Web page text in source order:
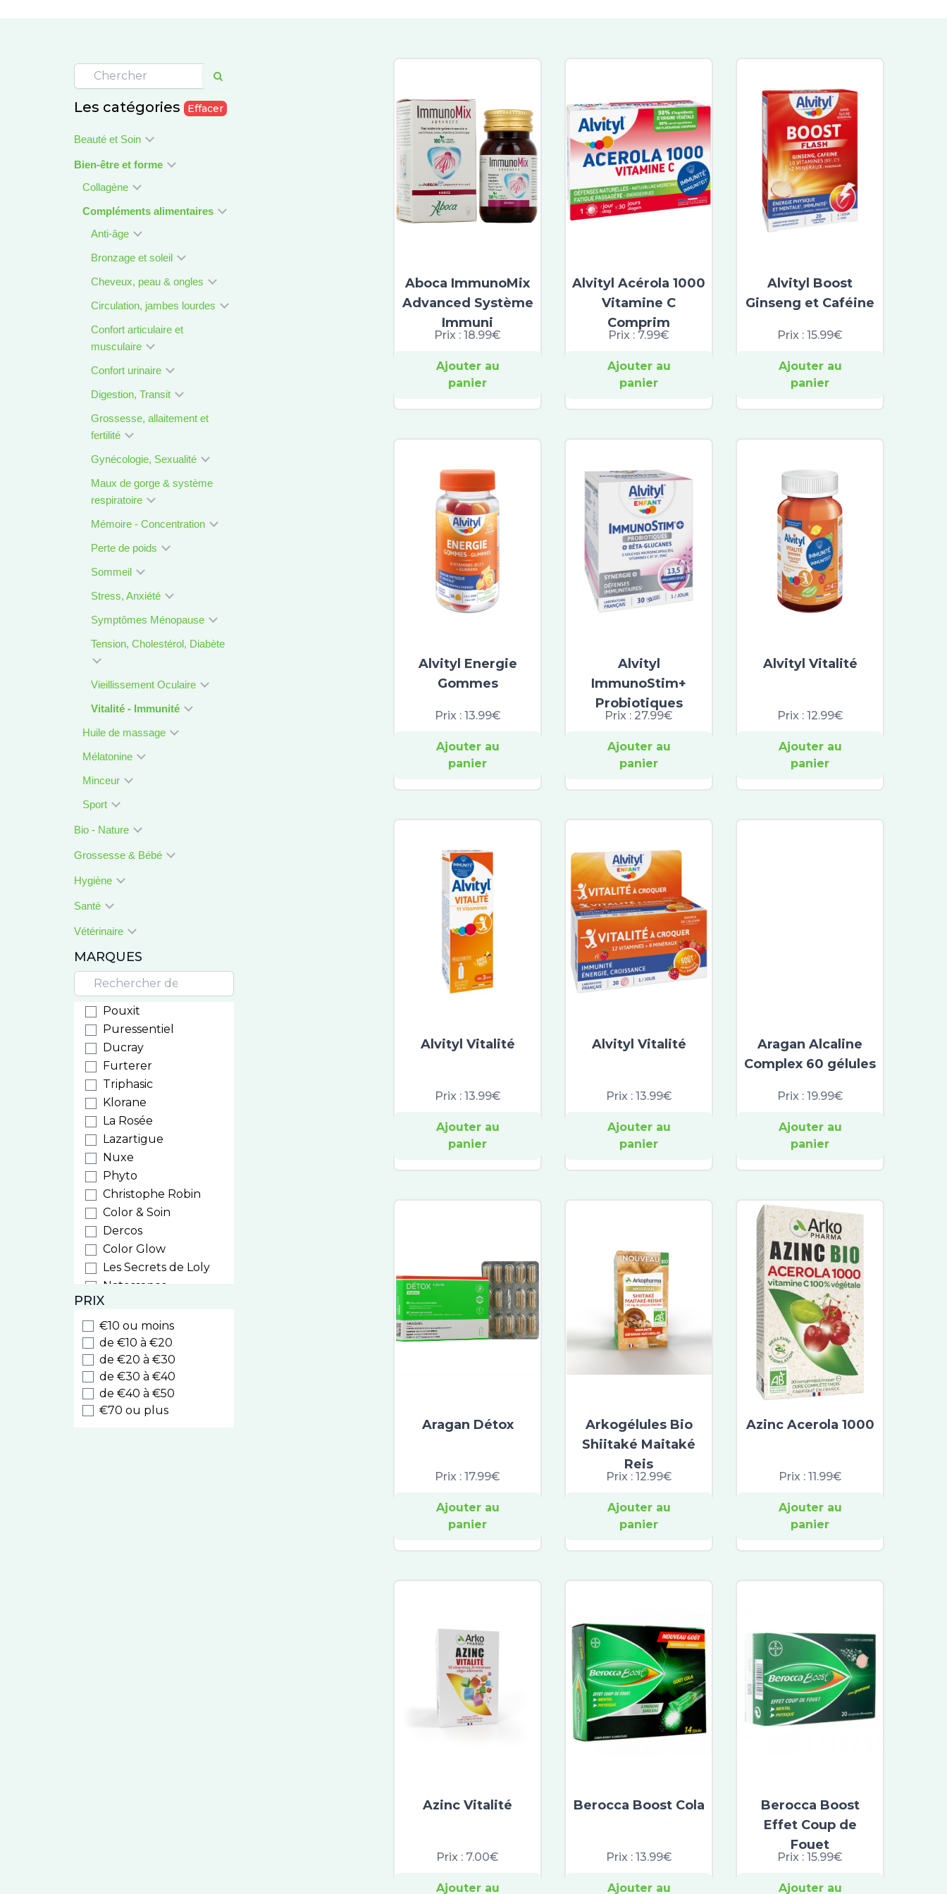
Les catégories Effacer
Beauté et Soin
Bien-être et forme
Collagène
Compléments alimentaires
Anti-âge
Bronzage et soleil
Cheveux, peau & ongles
Circulation, jambes lourdes
Confort articulaire et
musculaire
Confort urinaire
Digestion, Transit
Grossesse, allaitement et
fertilité
Gynécologie, Sexualité
Maux de gorge & système
respiratoire
Mémoire - Concentration
Perte de poids
Sommeil
Stress, Anxiété
Symptômes Ménopause
Tension, Cholestérol, Diabète
Vieillissement Oculaire
Vitalité - Immunité
Huile de massage
Mélatonine
Minceur
Sport
Bio - Nature
Grossesse & Bébé
Hygiène
Santé
Vétérinaire
MARQUES
Pouxit
Puressentiel
Ducray
Furterer
Triphasic
Klorane
La Rosée
Lazartigue
Nuxe
Phyto
Christophe Robin
Color & Soin
Dercos
Color Glow
Les Secrets de Loly
Natessance
Weleda
Biocyte
Luxeol
Style
Cooper
Nodé
Caudalie
PRIX
€10 ou moins
de €10 à €20
de €20 à €30
de €30 à €40
de €40 à €50
€70 ou plus
Aboca ImmunoMix
Advanced Système
Immuni
Prix :18.99€
Ajouter au
panier
Alvityl Acérola 1000
Vitamine C
Comprim
Prix : 7.99€
Ajouter au
panier
Alvityl Boost
Ginseng et Caféine
Prix :15.99€
Ajouter au
panier
Alvityl Energie
Gommes
Prix : 13.99€
Ajouter au
panier
Alvityl
ImmunoStim+
Probiotiques
Prix : 27.99€
Ajouter au
panier
Alvityl Vitalité
Prix : 12.99€
Ajouter au
panier
Alvityl Vitalité
Prix : 13.99€
Ajouter au
panier
Alvityl Vitalité
Prix : 13.99€
Ajouter au
panier
Aragan Alcaline
Complex 60 gélules
Prix : 19.99€
Ajouter au
panier
Aragan Détox
Prix :17.99€
Ajouter au
panier
Arkogélules Bio
Shiitaké Maitaké
Reis
Prix : 12.99€
Ajouter au
panier
Azinc Acerola 1000
Prix : 11.99€
Ajouter au
panier
Azinc Vitalité
Prix : 7.00€
Ajouter au
Berocca Boost Cola
Prix : 13.99€
Ajouter au
Berocca Boost
Effet Coup de
Fouet
Prix :15.99€
Ajouter au